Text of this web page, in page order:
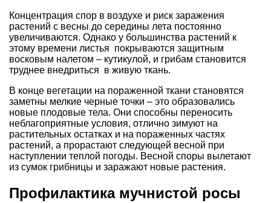
Концентрация спор в воздухе и риск заражения
растений с весны до середины лета постоянно
увеличиваются. Однако у большинства растений к
этому времени листья покрываются защитным
восковым налетом – кутикулой, и грибам становится
труднее внедриться в живую ткань.
В конце вегетации на пораженной ткани становятся
заметны мелкие черные точки – это образовались
новые плодовые тела. Они способны переносить
неблагоприятные условия, отлично зимуют на
растительных остатках и на пораженных частях
растений, а прорастают следующей весной при
наступлении теплой погоды. Весной споры вылетают
из сумок грибницы и заражают новые растения.
Профилактика мучнистой росы